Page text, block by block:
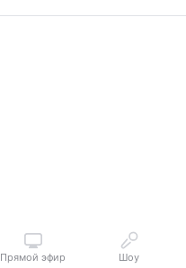
Прямой эфир Шоу